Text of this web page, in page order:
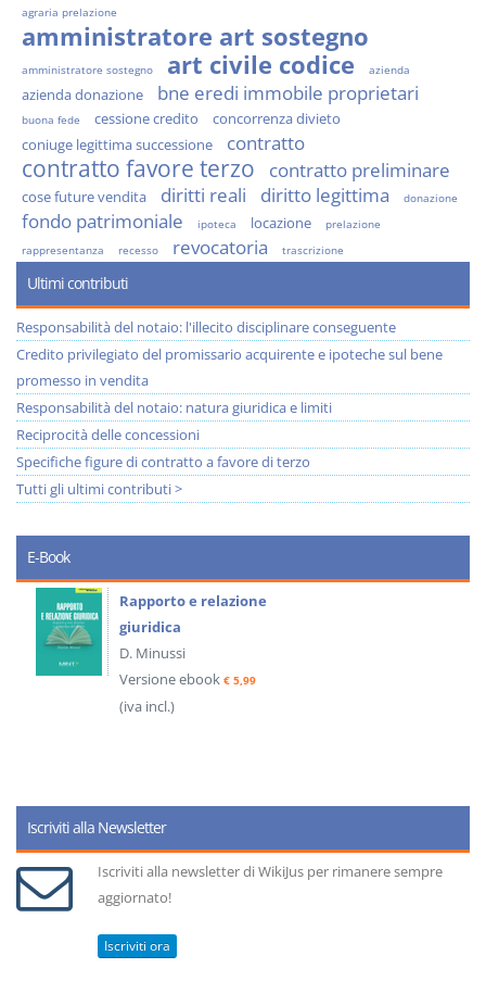
agraria prelazione
amministratore art sostegno
amministratore sostegno art civile codice azienda
azienda donazione bne eredi immobile proprietari
buona fede cessione credito
concorrenza divieto
coniuge legittima successione
contratto
contratto favore terzo contratto preliminare
cose future vendita diritti reali diritto legittima donazione
fondo patrimoniale ipoteca locazione
prelazione
rappresentanza
recesso revocatoria trascrizione
Ultimi contributi
Responsabilità del notaio: l'illecito disciplinare conseguente
Credito privilegiato del promissario acquirente e ipoteche sul bene
promesso in vendita
Responsabilità del notaio: natura giuridica e limiti
Reciprocità delle concessioni
Specifiche figure di contratto a favore di terzo
Tutti gli ultimi contributi >
E-Book
Rapporto e relazione
giuridica
D. Minussi
Versione ebook € 5,99
(iva incl.)
Iscriviti alla Newsletter
Iscriviti alla newsletter di WikiJus per rimanere sempre
aggiornato!
Iscriviti ora